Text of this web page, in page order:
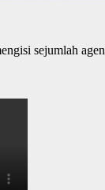
sejumlah